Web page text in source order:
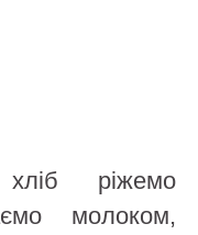
ріжемо
молоком,